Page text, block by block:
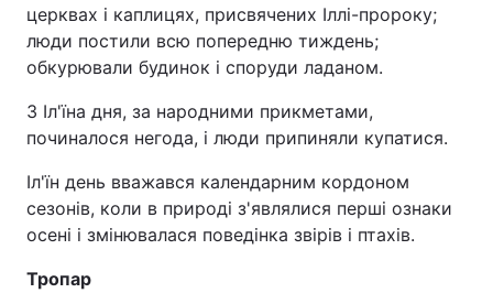
церквах і каплицях, присвячених Іллі-пророку;
люди постили всю попередню тиждень;
обкурювали будинок і споруди ладаном.
З Іл'їна дня, за народними прикметами,
починалося негода, і люди припиняли купатися.
Іл'їн день вважався календарним кордоном
сезонів, коли в природі з'являлися перші ознаки
осені і змінювалася поведінка звірів і птахів.
Тропар